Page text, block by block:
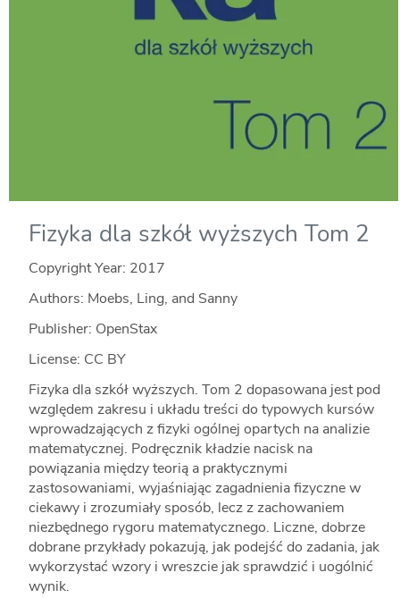
Fizyka dla szkół wyższych Tom 2
Copyright Year: 2017
Authors: Moebs, Ling, and Sanny
Publisher: OpenStax
License: CC BY
Fizyka dla szkół wyższych. Tom 2 dopasowana jest pod
względem zakresu i układu treści do typowych kursów
wprowadzających z fizyki ogólnej opartych na analizie
matematycznej. Podręcznik kładzie nacisk na
powiązania między teorią a praktycznymi
zastosowaniami, wyjaśniając zagadnienia fizyczne w
ciekawy i zrozumiały sposób, lecz z zachowaniem
niezbędnego rygoru matematycznego. Liczne, dobrze
dobrane przykłady pokazują, jak podejść do zadania, jak
wykorzystać wzory i wreszcie jak sprawdzić i uogólnić
wynik.